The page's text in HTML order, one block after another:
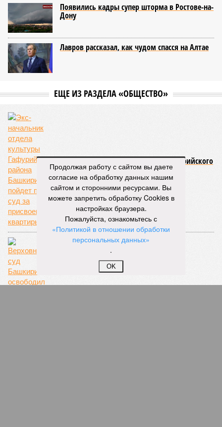
Появились кадры супер шторма в Ростове-на-
Дону
Лавров рассказал, как чудом спасся на Алтае
ЕЩЕ ИЗ РАЗДЕЛА «ОБЩЕСТВО»
Экс-начальник отдела культуры Гафурийского
района Башкирии пойдет под суд за
присвоение квартиры
Продолжая работу с сайтом вы даете
согласие на обработку данных нашим
сайтом и сторонними ресурсами. Вы
можете запретить обработку Cookies в
настройках браузера.
Пожалуйста, ознакомьтесь с
«Политикой в отношении обработки
персональных данных»
.
OK